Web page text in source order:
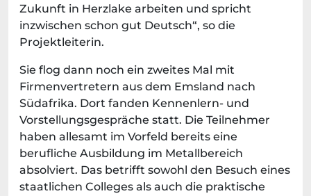
Zukunft in Herzlake arbeiten und spricht
inzwischen schon gut Deutsch“, so die
Projektleiterin.
Sie flog dann noch ein zweites Mal mit
Firmenvertretern aus dem Emsland nach
Südafrika. Dort fanden Kennenlern- und
Vorstellungsgespräche statt. Die Teilnehmer
haben allesamt im Vorfeld bereits eine
berufliche Ausbildung im Metallbereich
absolviert. Das betrifft sowohl den Besuch eines
staatlichen Colleges als auch die praktische